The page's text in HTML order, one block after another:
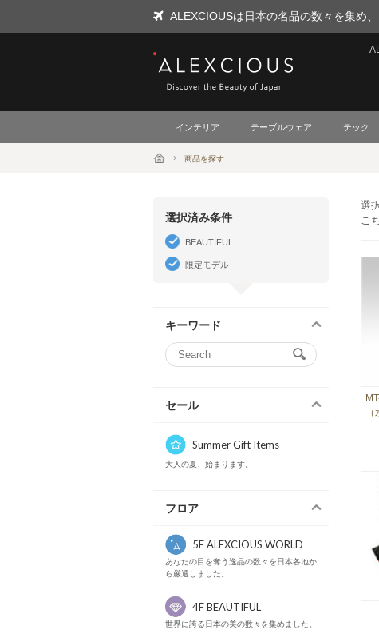
ALEXCIOUSは日本の名品の数々を集め
ALEXCIOUS
インテリア テーブルウェア テック
商品を探す
選択済み条件
BEAUTIFUL
限定モデル
キーワード
セール
Summer Gift Items
大人の夏、始まります。
フロア
5F ALEXCIOUS WORLD
あなたの目を奪う逸品の数々を日本各地か
ら厳選しました。
4F BEAUTIFUL
世界に誇る日本の美の数々を集めました。
選
こ